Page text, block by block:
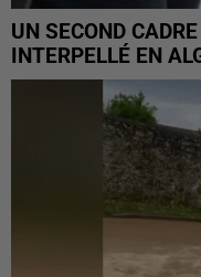
UN SECOND
INTERPELLÉ EN